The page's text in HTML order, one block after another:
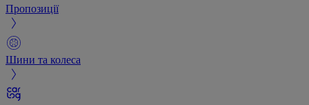
Пропозиції
Шини та колеса